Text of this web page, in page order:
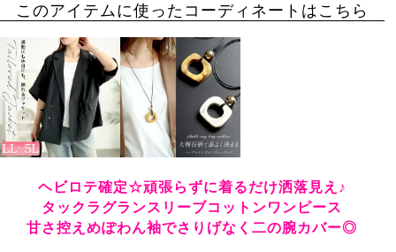
このアイテムに使ったコーディネートはこちら
ヘビロテ確定☆頑張らずに着るだけ洒落見え♪
タックラグランスリーブコットンワンピース
甘さ控えめぽわん袖でさりげなく二の腕カバー◎